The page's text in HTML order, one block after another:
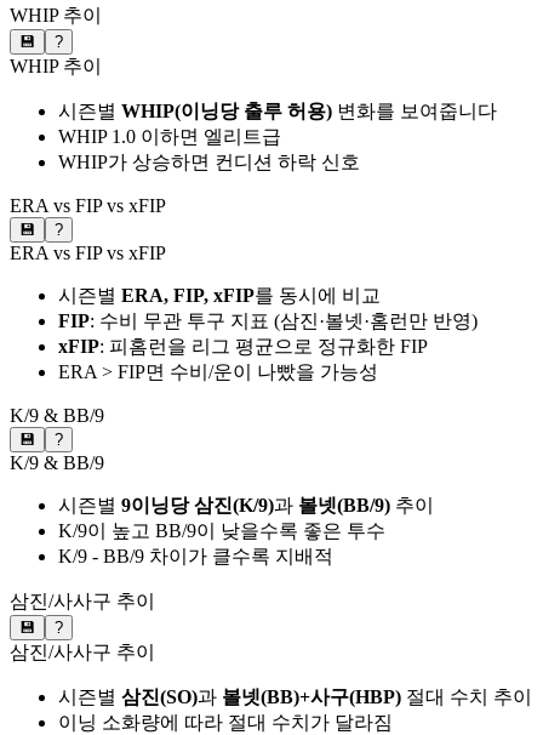
WHIP 추이
💾 ?
WHIP 추이
시즌별 WHIP(이닝당 출루 허용) 변화를 보여줍니다
WHIP 1.0 이하면 엘리트급
WHIP가 상승하면 컨디션 하락 신호
ERA vs FIP vs xFIP
💾 ?
ERA vs FIP vs xFIP
시즌별 ERA, FIP, xFIP를 동시에 비교
FIP: 수비 무관 투구 지표 (삼진·볼넷·홈런만 반영)
xFIP: 피홈런을 리그 평균으로 정규화한 FIP
ERA > FIP면 수비/운이 나빴을 가능성
K/9 & BB/9
💾 ?
K/9 & BB/9
시즌별 9이닝당 삼진(K/9)과 볼넷(BB/9) 추이
K/9이 높고 BB/9이 낮을수록 좋은 투수
K/9 - BB/9 차이가 클수록 지배적
삼진/사사구 추이
💾 ?
삼진/사사구 추이
시즌별 삼진(SO)과 볼넷(BB)+사구(HBP) 절대 수치 추이
이닝 소화량에 따라 절대 수치가 달라짐